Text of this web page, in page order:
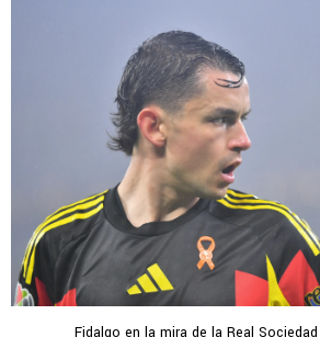
Fidalgo en la mira de la Real